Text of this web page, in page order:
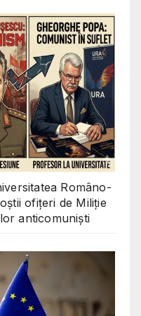
Româno-
ofițeri de Miliție
anticomuniști